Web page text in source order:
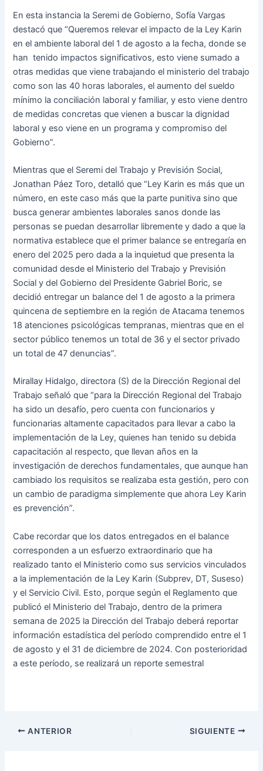
En esta instancia la Seremi de Gobierno, Sofía Vargas
destacó que “Queremos relevar el impacto de la Ley Karin
en el ambiente laboral del 1 de agosto a la fecha, donde se
han tenido impactos significativos, esto viene sumado a
otras medidas que viene trabajando el ministerio del trabajo
como son las 40 horas laborales, el aumento del sueldo
mínimo la conciliación laboral y familiar, y esto viene dentro
de medidas concretas que vienen a buscar la dignidad
laboral y eso viene en un programa y compromiso del
Gobierno”.
Mientras que el Seremi del Trabajo y Previsión Social,
Jonathan Páez Toro, detalló que “Ley Karin es más que un
número, en este caso más que la parte punitiva sino que
busca generar ambientes laborales sanos donde las
personas se puedan desarrollar libremente y dado a que la
normativa establece que el primer balance se entregaría en
enero del 2025 pero dada a la inquietud que presenta la
comunidad desde el Ministerio del Trabajo y Previsión
Social y del Gobierno del Presidente Gabriel Boric, se
decidió entregar un balance del 1 de agosto a la primera
quincena de septiembre en la región de Atacama tenemos
18 atenciones psicológicas tempranas, mientras que en el
sector público tenemos un total de 36 y el sector privado
un total de 47 denuncias”.
Mirallay Hidalgo, directora (S) de la Dirección Regional del
Trabajo señaló que “para la Dirección Regional del Trabajo
ha sido un desafío, pero cuenta con funcionarios y
funcionarias altamente capacitados para llevar a cabo la
implementación de la Ley, quienes han tenido su debida
capacitación al respecto, que llevan años en la
investigación de derechos fundamentales, que aunque han
cambiado los requisitos se realizaba esta gestión, pero con
un cambio de paradigma simplemente que ahora Ley Karin
es prevención”.
Cabe recordar que los datos entregados en el balance
corresponden a un esfuerzo extraordinario que ha
realizado tanto el Ministerio como sus servicios vinculados
a la implementación de la Ley Karin (Subprev, DT, Suseso)
y el Servicio Civil. Esto, porque según el Reglamento que
publicó el Ministerio del Trabajo, dentro de la primera
semana de 2025 la Dirección del Trabajo deberá reportar
información estadística del período comprendido entre el 1
de agosto y el 31 de diciembre de 2024. Con posterioridad
a este período, se realizará un reporte semestral
ANTERIOR SIGUIENTE